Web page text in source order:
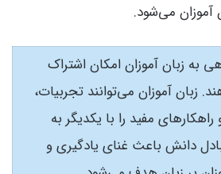
آموزان می‌شود.
به زبان آموزان امکان اشتراک
زبان آموزان می‌توانند تجربیات،
مفید را با یکدیگر به
دانش باعث غنای یادگیری و